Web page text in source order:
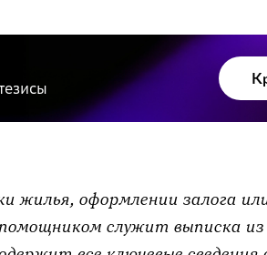
жилья, оформлении залога
помощником служит выписка